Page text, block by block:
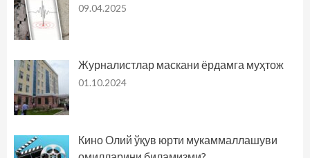
09.04.2025
Журналистлар маскани ёрдамга муҳтож
01.10.2024
Кино Олий ўқув юрти мукаммаллашуви